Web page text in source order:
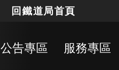
回鐵道局首頁
公告專區 服務專區